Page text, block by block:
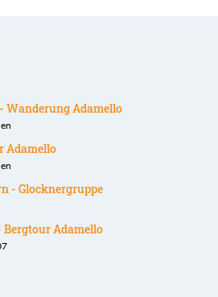
Wanderung Adamello
Adamello
- Glocknergruppe
Bergtour Adamello